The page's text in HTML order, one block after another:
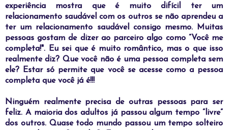
experiência mostra que é muito difícil ter um
relacionamento saudável com os outros se não aprendeu a
ter um relacionamento saudável consigo mesmo. Muitas
pessoas gostam de dizer ao parceiro algo como “Você me
completa!". Eu sei que é muito romântico, mas o que isso
realmente diz? Que você não é uma pessoa completa sem
ele? Estar só permite que você se acesse como a pessoa
completa que você já é!!!
Ninguém realmente precisa de outras pessoas para ser
feliz. A maioria dos adultos já passou algum tempo “livre”
dos outros. Quase todo mundo passou um tempo solteiro